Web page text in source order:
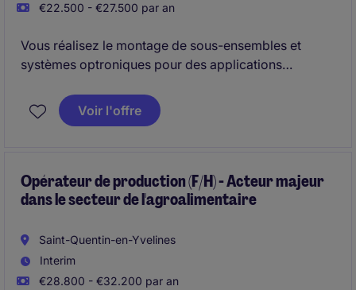
€22.500 - €27.500 par an
Vous réalisez le montage de sous-ensembles et
systèmes optroniques pour des applications
standards qualité. Rejoignez un acteur majeur des
hautes technologies et contribuez à des projets
Voir l'offre
Opérateur de production (F/H) - Acteur majeur
dans le secteur de l'agroalimentaire
Saint-Quentin-en-Yvelines
Interim
€28.800 - €32.200 par an